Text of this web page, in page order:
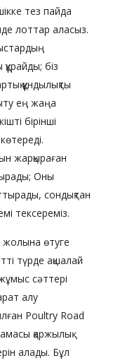
тез пайда
лоттар аласыз.
біз
құндылықты
ең жаңа
бірінші
жарқыраған
Оны
сондықтан
тексереміз.
өтуге
түрде ақшалай
сәттері
алу
Poultry Road
қаржылық
алады. Бұл